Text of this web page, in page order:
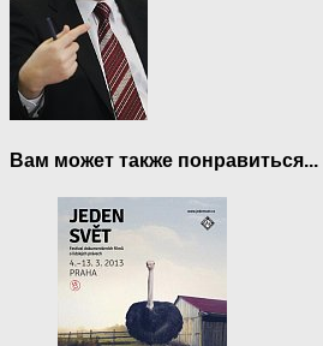
Вам может также понравиться...